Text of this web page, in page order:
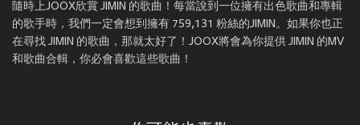
隨時上JOOX欣賞 JIMIN 的歌曲！每當說到一位擁有出色歌曲和專輯
的歌手時，我們一定會想到擁有 759,131 粉絲的JIMIN。如果你也正
在尋找 JIMIN 的歌曲，那就太好了！JOOX將會為你提供 JIMIN 的MV
和歌曲合輯，你必會喜歡這些歌曲！